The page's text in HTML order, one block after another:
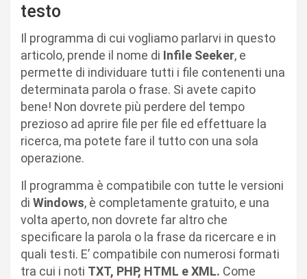
testo
Il programma di cui vogliamo parlarvi in questo
articolo, prende il nome di Infile Seeker, e
permette di individuare tutti i file contenenti una
determinata parola o frase. Si avete capito
bene! Non dovrete più perdere del tempo
prezioso ad aprire file per file ed effettuare la
ricerca, ma potete fare il tutto con una sola
operazione.
Il programma è compatibile con tutte le versioni
di Windows, è completamente gratuito, e una
volta aperto, non dovrete far altro che
specificare la parola o la frase da ricercare e in
quali testi. E’ compatibile con numerosi formati
tra cui i noti TXT, PHP, HTML e XML. Come